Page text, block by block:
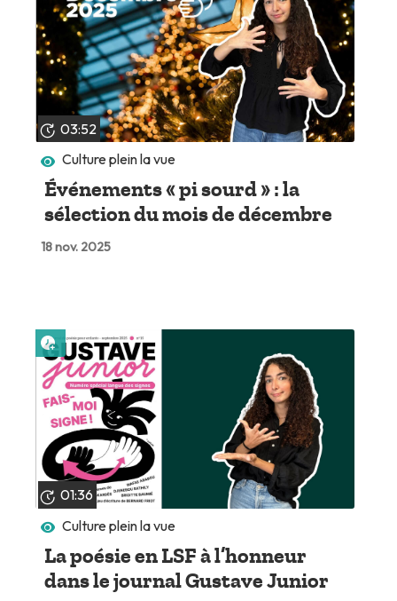
03:52
Culture plein la vue
Événements « pi sourd » : la
sélection du mois de décembre
18 nov. 2025
01:36
Culture plein la vue
La poésie en LSF à l’honneur
dans le journal Gustave Junior
Lire plus tard